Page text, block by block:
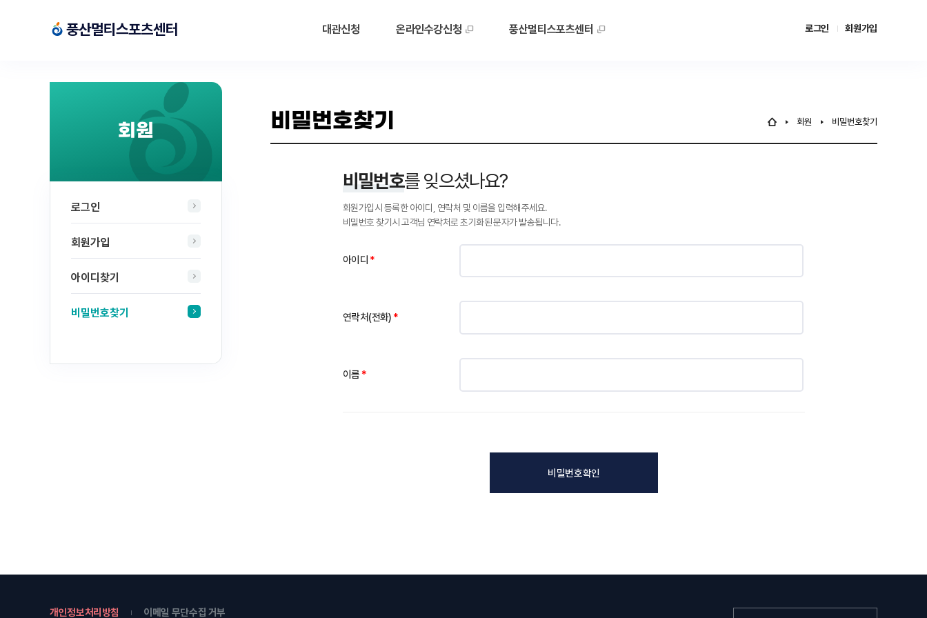
풍산멀티스포츠센터
풍산멀티스포츠센터 대관신청 온라인수강신청 풍산멀티스포츠센터 로그인 회원가입
회원
로그인
회원가입
아이디찾기
비밀번호찾기
비밀번호찾기 회원 비밀번호찾기
비밀번호를 잊으셨나요?
회원가입시 등록한 아이디, 연락처 및 이름을 입력해주세요.
비밀번호 찾기시 고객님 연락처로 초기화된 문자가 발송됩니다.
아이디
연락처(전화)
이름
비밀번호확인
개인정보처리방침 이메일 무단수집 거부